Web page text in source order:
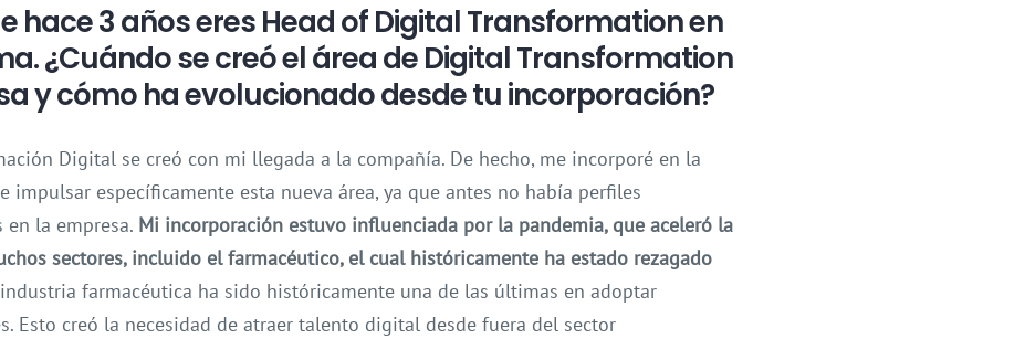
hace 3 años eres Head of Digital Transformation en
¿Cuándo se creó el área de Digital Transformation
y cómo ha evolucionado desde tu incorporación?
Digital se creó con mi llegada a la compañía. De hecho, me incorporé en la
impulsar específicamente esta nueva área, ya que antes no había perfiles
la empresa. Mi incorporación estuvo influenciada por la pandemia, que aceleró la
sectores, incluido el farmacéutico, el cual históricamente ha estado rezagado
farmacéutica ha sido históricamente una de las últimas en adoptar
Esto creó la necesidad de atraer talento digital desde fuera del sector